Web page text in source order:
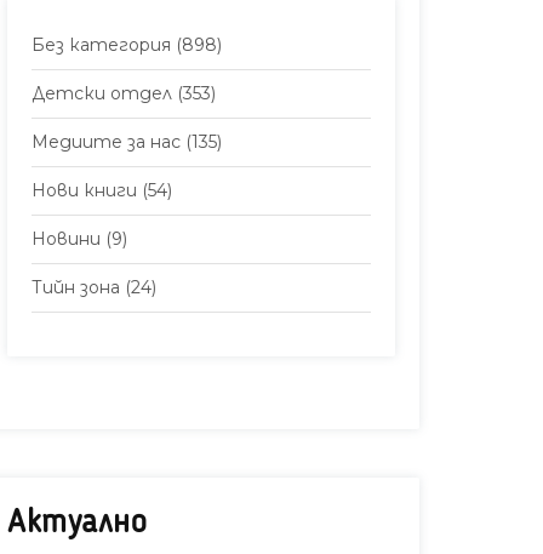
Без категория (898)
Детски отдел (353)
Медиите за нас (135)
Нови книги (54)
Новини (9)
Тийн зона (24)
Актуално